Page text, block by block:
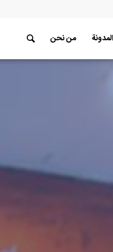
المدونة من نحن